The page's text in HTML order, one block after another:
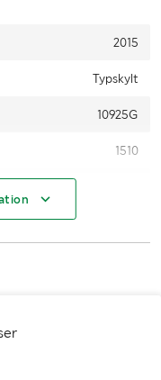
2015
Typskylt
10925G
1510